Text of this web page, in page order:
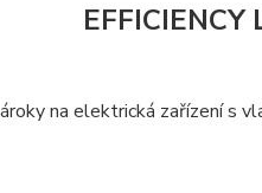
na elektrická zařízení s